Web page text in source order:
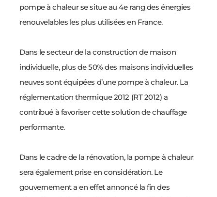
pompe à chaleur se situe au 4e rang des énergies
renouvelables les plus utilisées en France.
Dans le secteur de la construction de maison
individuelle, plus de 50% des maisons individuelles
neuves sont équipées d’une pompe à chaleur. La
réglementation thermique 2012 (RT 2012) a
contribué à favoriser cette solution de chauffage
performante.
Dans le cadre de la rénovation, la pompe à chaleur
sera également prise en considération. Le
gouvernement a en effet annoncé la fin des